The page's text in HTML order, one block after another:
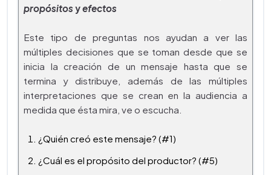
propósitosyefectos
Este tipo de preguntas nos ayudan a ver las
múltiples decisiones que se toman desde que se
inicia la creación de un mensaje hasta que se
termina y distribuye, además de las múltiples
interpretaciones que se crean en la audiencia a
medida que ésta mira, ve o escucha.
¿Quién creó este mensaje? (#1)
¿Cuál es el propósito del productor? (#5)